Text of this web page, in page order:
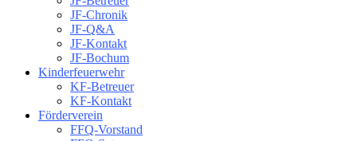
JF-Chronik
JF-Q&A
JF-Kontakt
JF-Bochum
Kinderfeuerwehr
KF-Betreuer
KF-Kontakt
Förderverein
FFQ-Vorstand